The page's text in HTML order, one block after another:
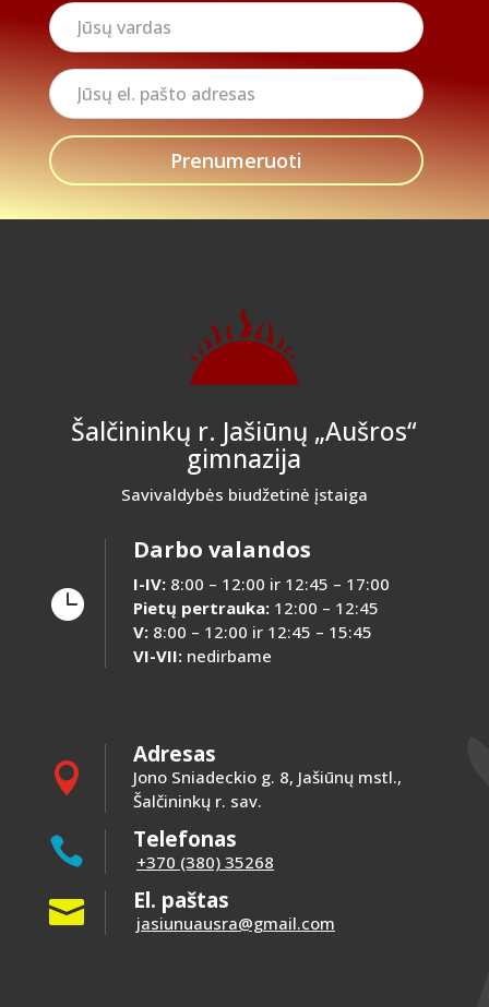
Jūsų
vardas
Jūsų
el.
adresas
Šalčininkų r. Jašiūnų „Aušros“
gimnazija
Savivaldybės biudžetinė įstaiga

Darbo valandos
I-IV:8:00 – 12:00 ir 12:45 – 17:00
Pietų pertrauka:12:00 – 12:45
V:8:00 – 12:00 ir 12:45 – 15:45
VI-VII:nedirbame

Adresas
Jono Sniadeckio g. 8, Jašiūnų mstl.,
Šalčininkų r. sav.
 Telefonas
+370 (380) 35268
 El. paštas
jasiunuausra@gmail.com